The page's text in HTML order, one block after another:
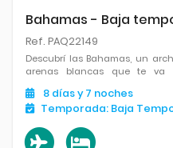
Bahamas - Baja
Ref. PAQ22149
Descubrí las Bahamas, un
arenas blancas que te va
paradisíacas, vida marina
¡Tu próxima aventura te espera!
8 díasy 7 noches
Temporada: Baja